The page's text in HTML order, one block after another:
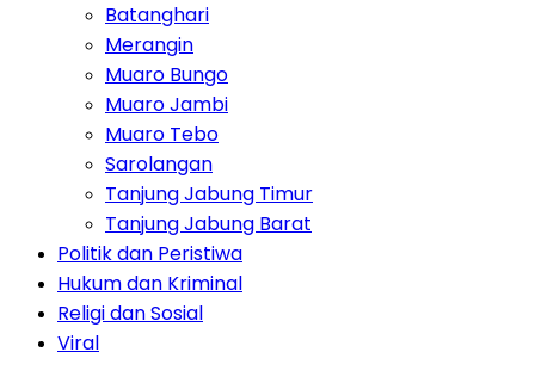
Batanghari
Merangin
Muaro Bungo
Muaro Jambi
Muaro Tebo
Sarolangan
Tanjung Jabung Timur
Tanjung Jabung Barat
Politik dan Peristiwa
Hukum dan Kriminal
Religi dan Sosial
Viral